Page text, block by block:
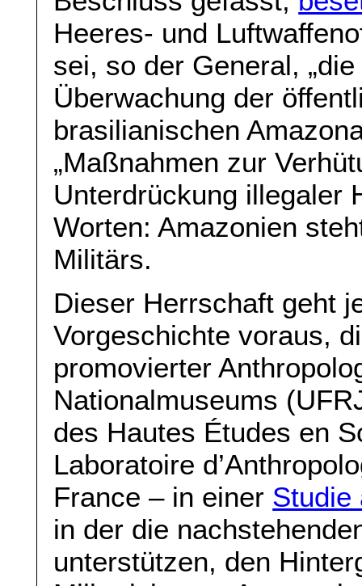
Heeres- und
sei, so der General,
Überwachung der
brasilianischen
„Maßnahmen zur
Unterdrückung illegaler
Worten: Amazonien
Militärs.
Dieser Herrschaft geht
Vorgeschichte voraus,
promovierter
Nationalmuseums
des Hautes Études en
Laboratoire
France – in einer Studie
in der die
unterstützen, den